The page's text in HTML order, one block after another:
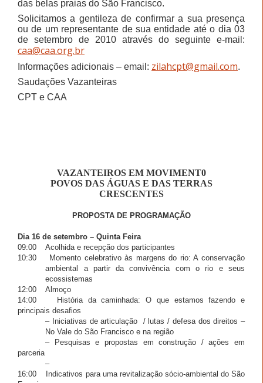
das belas praias do São Francisco.
Solicitamos a gentileza de confirmar a sua presença
ou de um representante de sua entidade até o dia 03
de setembro de 2010 através do seguinte e-mail:
caa@caa.org.br
Informações adicionais – email: zilahcpt@gmail.com.
Saudações Vazanteiras
CPT e CAA
VAZANTEIROS EM MOVIMENT0
POVOS DAS ÁGUAS E DAS TERRAS
CRESCENTES
PROPOSTA DE PROGRAMAÇÃO
Dia 16 de setembro – Quinta Feira
09:00
Acolhida e recepção dos participantes
10:30
Momento celebrativo às margens do rio: A conservação
ambiental a partir da convivência com o rio e seus
ecossistemas
12:00
Almoço
14:00
História da caminhada: O que estamos fazendo e
principais desafios
– Iniciativas de articulação
/ lutas / defesa dos direitos –
No Vale do São Francisco e na região
– Pesquisas e propostas em construção / ações em
parceria
–
16:00
Indicativos para uma revitalização sócio-ambiental do São